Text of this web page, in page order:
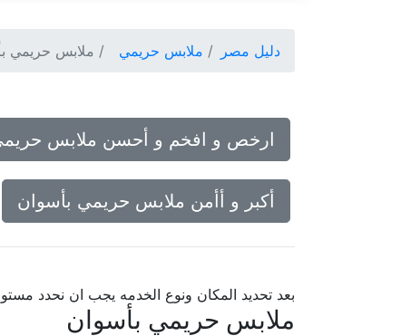
دليل مصر ملابس حريمي ملابس حريمي
ارخص و افخم و أحسن ملابس
أكبر و أأمن ملابس حريمي بأسوان
بعد تحديد المكان ونوع الخدمه يجب ان نحدد
ملابس حريمي بأسوان